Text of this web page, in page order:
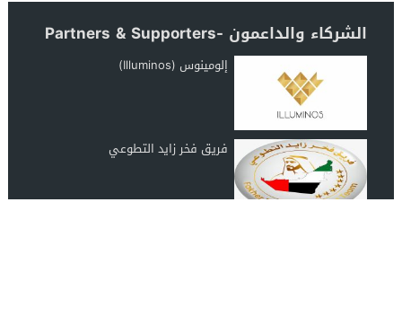
الشركاء والداعمون -Partners & Supporters
إلومينوس (Illuminos)
فريق فخر زايد التطوعي